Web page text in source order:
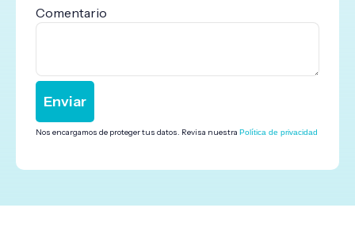
Comentario
Nos encargamos de proteger tus datos. Revisa nuestra Política de privacidad